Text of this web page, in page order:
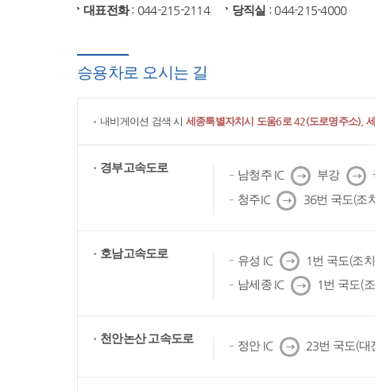
대표전화: 044-215-2114 당직실 : 044-215-4000
승용차로 오시는 길
내비게이션 검색 시 세종특별자치시 도움6로 42(도로명주소),
경부고속도로
남청주 IC 다
음
부강 다
음
청주IC 다
음
36번 국도(조
호남고속도로
유성 IC 다
음
1번 국도(조
남세종 IC 다
음
1번 국도(
천안논산 고속도로
정안 IC 다
음
23번 국도(대